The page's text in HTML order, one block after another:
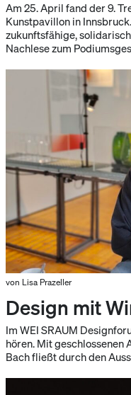
Am 25. April fand der 9.
Kunstpavillon in
zukunftsfähige,
Nachlese zum
von Lisa Prazeller
Design mit
Im WEI SRAUM
hören. Mit geschlossenen
Bach fließt durch den